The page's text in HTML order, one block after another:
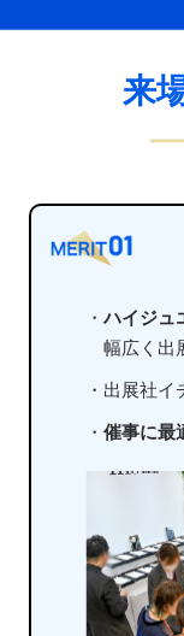
来
・ハイジュ
幅広く出
・出展社
・ 催事に最